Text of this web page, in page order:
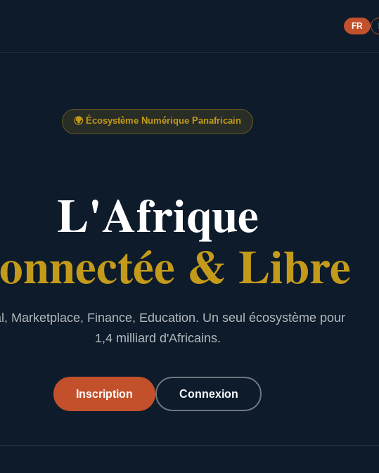
FR
🌍 Écosystème Numérique Panafricain
L'Afrique
& Libre
Marketplace, Finance, Education. Un seul écosystème pour
1,4 milliard d'Africains.
Inscription Connexion